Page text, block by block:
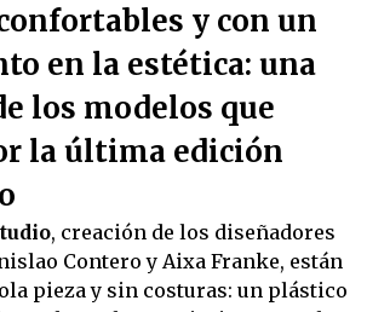
y con un
en la estética: una
los modelos que
la última edición
, creación de los diseñadores
Contero y Aixa Franke, están
pieza y sin costuras: un plástico